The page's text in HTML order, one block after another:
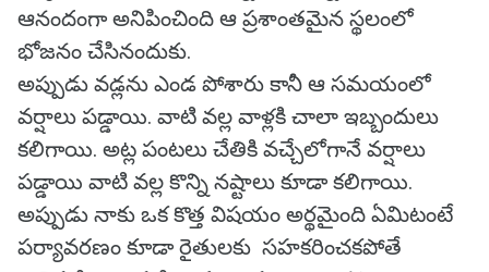
ఆనందంగా అనిపించింది ఆ ప్రశాంతమైన స్థలంలో
భోజనం చేసినందుకు.
అప్పుడు వడ్లను ఎండ పోశారు కానీ ఆ సమయంలో
వర్షాలు పడ్డాయి. వాటి వల్ల వాళ్లకి చాలా ఇబ్బందులు
కలిగాయి. అట్ల పంటలు చేతికి వచ్చేలోగానే వర్షాలు
పడ్డాయి వాటి వల్ల కొన్ని నష్టాలు కూడా కలిగాయి.
అప్పుడు నాకు ఒక కొత్త విషయం అర్థమైంది ఏమిటంటే
పర్యావరణం కూడా రైతులకు సహకరించకపోతే